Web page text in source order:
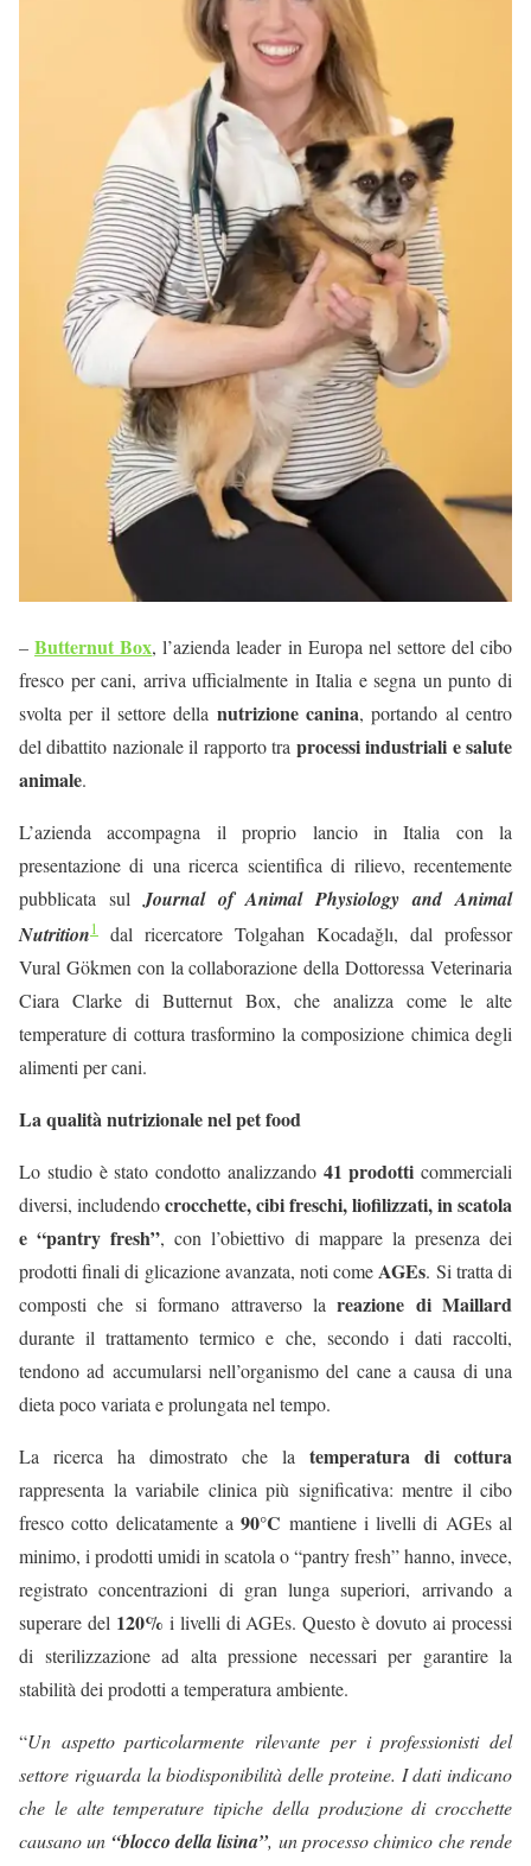
–Butternut Box, l’azienda leader in Europa nel settore del cibo
fresco per cani, arriva ufficialmente in Italia e segna un punto di
svolta per il settore della nutrizione canina, portando al centro
del dibattito nazionale il rapporto tra processi industriali e salute
animale.
L’azienda accompagna il proprio lancio in Italia con la
presentazione di una ricerca scientifica di rilievo, recentemente
pubblicata sul Journal of Animal Physiology and Animal
Nutrition1
dal ricercatore Tolgahan Kocadağlı, dal professor
Vural Gökmen con la collaborazione della Dottoressa Veterinaria
Ciara Clarke di Butternut Box, che analizza come le alte
temperature di cottura trasformino la composizione chimica degli
alimenti per cani.
La qualità nutrizionale nel pet food
Lo studio è stato condotto analizzando 41 prodotti commerciali
diversi, includendocrocchette, cibi freschi, liofilizzati, in scatola
e “pantry fresh”, con l’obiettivo di mappare la presenza dei
prodotti finali di glicazione avanzata, noti come AGEs. Si tratta di
composti che si formano attraverso lareazione di Maillard
durante il trattamento termico e che, secondo i dati raccolti,
tendono ad accumularsi nell’organismo del cane a causa di una
dieta poco variata e prolungata nel tempo.
La ricerca ha dimostrato che la temperatura di cottura
rappresenta la variabile clinica più significativa: mentre il cibo
fresco cotto delicatamente a90°C mantiene i livelli di AGEs al
minimo, i prodotti umidi in scatola o “pantry fresh” hanno, invece,
registrato concentrazioni di gran lunga superiori, arrivando a
superare del 120% i livelli di AGEs. Questo è dovuto ai processi
di sterilizzazione ad alta pressione necessari per garantire la
stabilità dei prodotti a temperatura ambiente.
“Un aspetto particolarmente rilevante per i professionisti del
settore riguarda la biodisponibilità delle proteine. I dati indicano
che le alte temperature tipiche della produzione di crocchette
causano un “blocco della lisina”, un processo chimico che rende